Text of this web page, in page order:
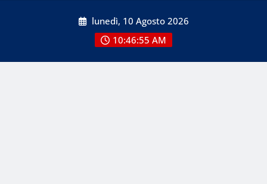
lunedì, 10 Agosto 2026
10:46:55 AM